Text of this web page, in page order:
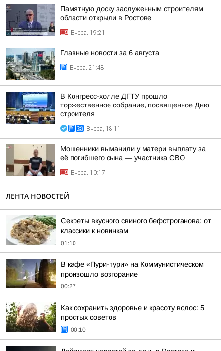
Памятную доску заслуженным строителям
области открыли в Ростове
Вчера, 19:21
Главные новости за 6 августа
Вчера, 21:48
В Конгресс-холле ДГТУ прошло
торжественное собрание, посвященное Дню
строителя
Вчера, 18:11
Мошенники выманили у матери выплату за
её погибшего сына — участника СВО
Вчера, 10:17
ЛЕНТА НОВОСТЕЙ
Секреты вкусного свиного бефстроганова: от
классики к новинкам
01:10
В кафе «Пури-пури» на Коммунистическом
произошло возгорание
00:27
Как сохранить здоровье и красоту волос: 5
простых советов
00:10